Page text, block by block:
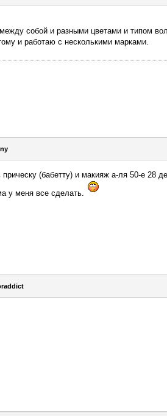
собой и разными цветами и типом
и работаю с несколькими марками.
(бабетту) и макияж а-ля 50-е 28
у меня все сделать.